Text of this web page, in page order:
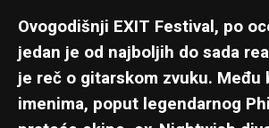
Ovogodišnji EXIT Festival, po
jedan je od najboljih do sada
je reč o gitarskom zvuku. Među
imenima, poput legendarnog